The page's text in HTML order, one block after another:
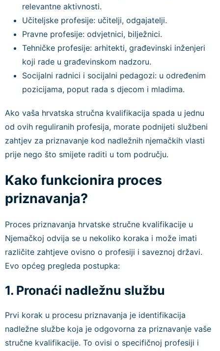
relevantne aktivnosti.
Učiteljske profesije: učitelji, odgajatelji.
Pravne profesije: odvjetnici, bilježnici.
Tehničke profesije: arhitekti, građevinski inženjeri
koji rade u građevinskom nadzoru.
Socijalni radnici i socijalni pedagozi: u određenim
pozicijama, poput rada s djecom i mladima.
Ako vaša hrvatska stručna kvalifikacija spada u jednu
od ovih reguliranih profesija, morate podnijeti službeni
zahtjev za priznavanje kod nadležnih njemačkih vlasti
prije nego što smijete raditi u tom području.
Kako funkcionira proces
priznavanja?
Proces priznavanja hrvatske stručne kvalifikacije u
Njemačkoj odvija se u nekoliko koraka i može imati
različite zahtjeve ovisno o profesiji i saveznoj državi.
Evo općeg pregleda postupka:
1. Pronaći nadležnu službu
Prvi korak u procesu priznavanja je identifikacija
nadležne službe koja je odgovorna za priznavanje vaše
stručne kvalifikacije. To ovisi o specifičnoj profesiji i